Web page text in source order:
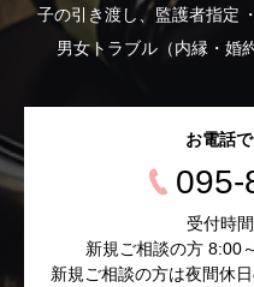
子の引き渡し、監護者指定
男女トラブル（内縁・婚
お電話
095-
受付時
新規ご相談の方 8:00
新規ご相談の方は夜間休